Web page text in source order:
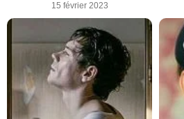
15 février 2023